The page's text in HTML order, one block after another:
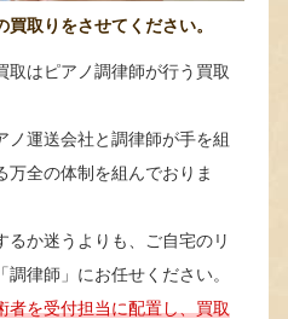
取りをさせてください。
取はピアノ調律師が行う買取
ノ運送会社と調律師が手を組
万全の体制を組んでおりま
るか迷うよりも、ご自宅のリ
律師」にお任せください。
者を受付担当に配置し、買取